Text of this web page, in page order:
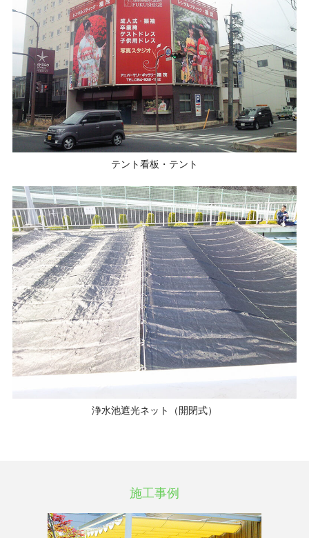
テント看板・テント
浄水池遮光ネット（開閉式）
施工事例